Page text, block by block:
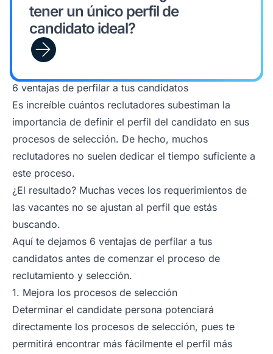
tener un único perfil de
candidato ideal?
6 ventajas de perfilar a tus candidatos
Es increíble cuántos reclutadores subestiman la
importancia de definir el perfil del candidato en sus
procesos de selección. De hecho, muchos
reclutadores no suelen dedicar el tiempo suficiente a
este proceso.
¿El resultado? Muchas veces los requerimientos de
las vacantes no se ajustan al perfil que estás
buscando.
Aquí te dejamos 6 ventajas de perfilar a tus
candidatos antes de comenzar el proceso de
reclutamiento y selección.
1. Mejora los procesos de selección
Determinar el candidate persona potenciará
directamente los procesos de selección, pues te
permitirá encontrar más fácilmente el perfil más